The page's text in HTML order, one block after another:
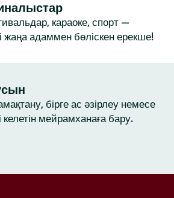
караоке, спорт —
жаңа адаммен бөліскен ерекше!
бірге ас әзірлеу немесе
келетін мейрамханаға бару.